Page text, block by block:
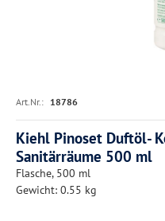
Art.Nr.: 18786
Kiehl Pinoset Duftöl-
Sanitärräume 500 ml
Flasche, 500 ml
Gewicht: 0.55 kg